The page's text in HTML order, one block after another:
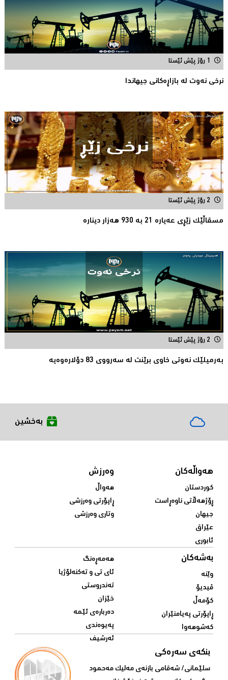
1 رۆژ پێش ئێستا
نرخى نەوت له‌ بازاڕه‌كانی جیهاندا
2 رۆژ پێش ئێستا
مسقاڵێک زێڕی عەیارە 21 بە 930 هەزار دینارە
2 رۆژ پێش ئێستا
بەرمیلێک نەوتى خاوى برێنت لە سەرووى 83 دۆلارەوەیە
بەخشین
هەواڵەکان
کوردستان
ڕۆژهەڵاتی ناوەڕاست
جیهان
عێراق
ئابوری
وەرزش
هەواڵ
ڕاپۆرتی وەرزشی
وتاری وەرزشی
بەشەکان
وێنە
ڤیدیۆ
کۆمەڵ
ڕاپۆرتی پەیامنێران
کەشوهەوا
هەمەڕەنگ
ئای تی و تەکنەلۆژیا
تەندروستی
خێزان
دەربارەی ئێمە
پەیوەندی
ئەرشیف
بنکەی سەرەکی
سلێمانی/ شه‌قامی بازنه‌ی مه‌لیک مه‌حمود